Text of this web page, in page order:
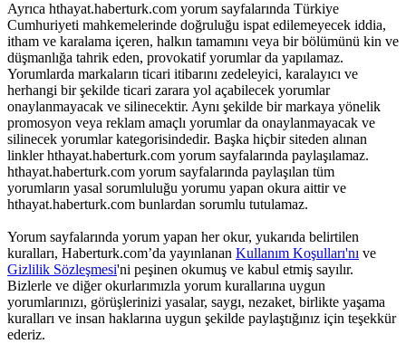
Ayrıca hthayat.haberturk.com yorum sayfalarında Türkiye
Cumhuriyeti mahkemelerinde doğruluğu ispat edilemeyecek iddia,
itham ve karalama içeren, halkın tamamını veya bir bölümünü kin ve
düşmanlığa tahrik eden, provokatif yorumlar da yapılamaz.
Yorumlarda markaların ticari itibarını zedeleyici, karalayıcı ve
herhangi bir şekilde ticari zarara yol açabilecek yorumlar
onaylanmayacak ve silinecektir. Aynı şekilde bir markaya yönelik
promosyon veya reklam amaçlı yorumlar da onaylanmayacak ve
silinecek yorumlar kategorisindedir. Başka hiçbir siteden alınan
linkler hthayat.haberturk.com yorum sayfalarında paylaşılamaz.
hthayat.haberturk.com yorum sayfalarında paylaşılan tüm
yorumların yasal sorumluluğu yorumu yapan okura aittir ve
hthayat.haberturk.com bunlardan sorumlu tutulamaz.
Yorum sayfalarında yorum yapan her okur, yukarıda belirtilen
kuralları, Haberturk.com’da yayınlanan Kullanım Koşulları'nı ve
Gizlilik Sözleşmesi'ni peşinen okumuş ve kabul etmiş sayılır.
Bizlerle ve diğer okurlarımızla yorum kurallarına uygun
yorumlarınızı, görüşlerinizi yasalar, saygı, nezaket, birlikte yaşama
kuralları ve insan haklarına uygun şekilde paylaştığınız için teşekkür
ederiz.